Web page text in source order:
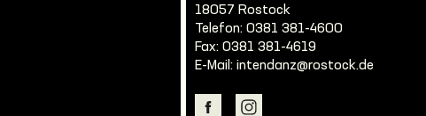
18057 Rostock
Telefon: 0381 381-4600
Fax: 0381 381-4619
E-Mail: intendanz@rostock.de